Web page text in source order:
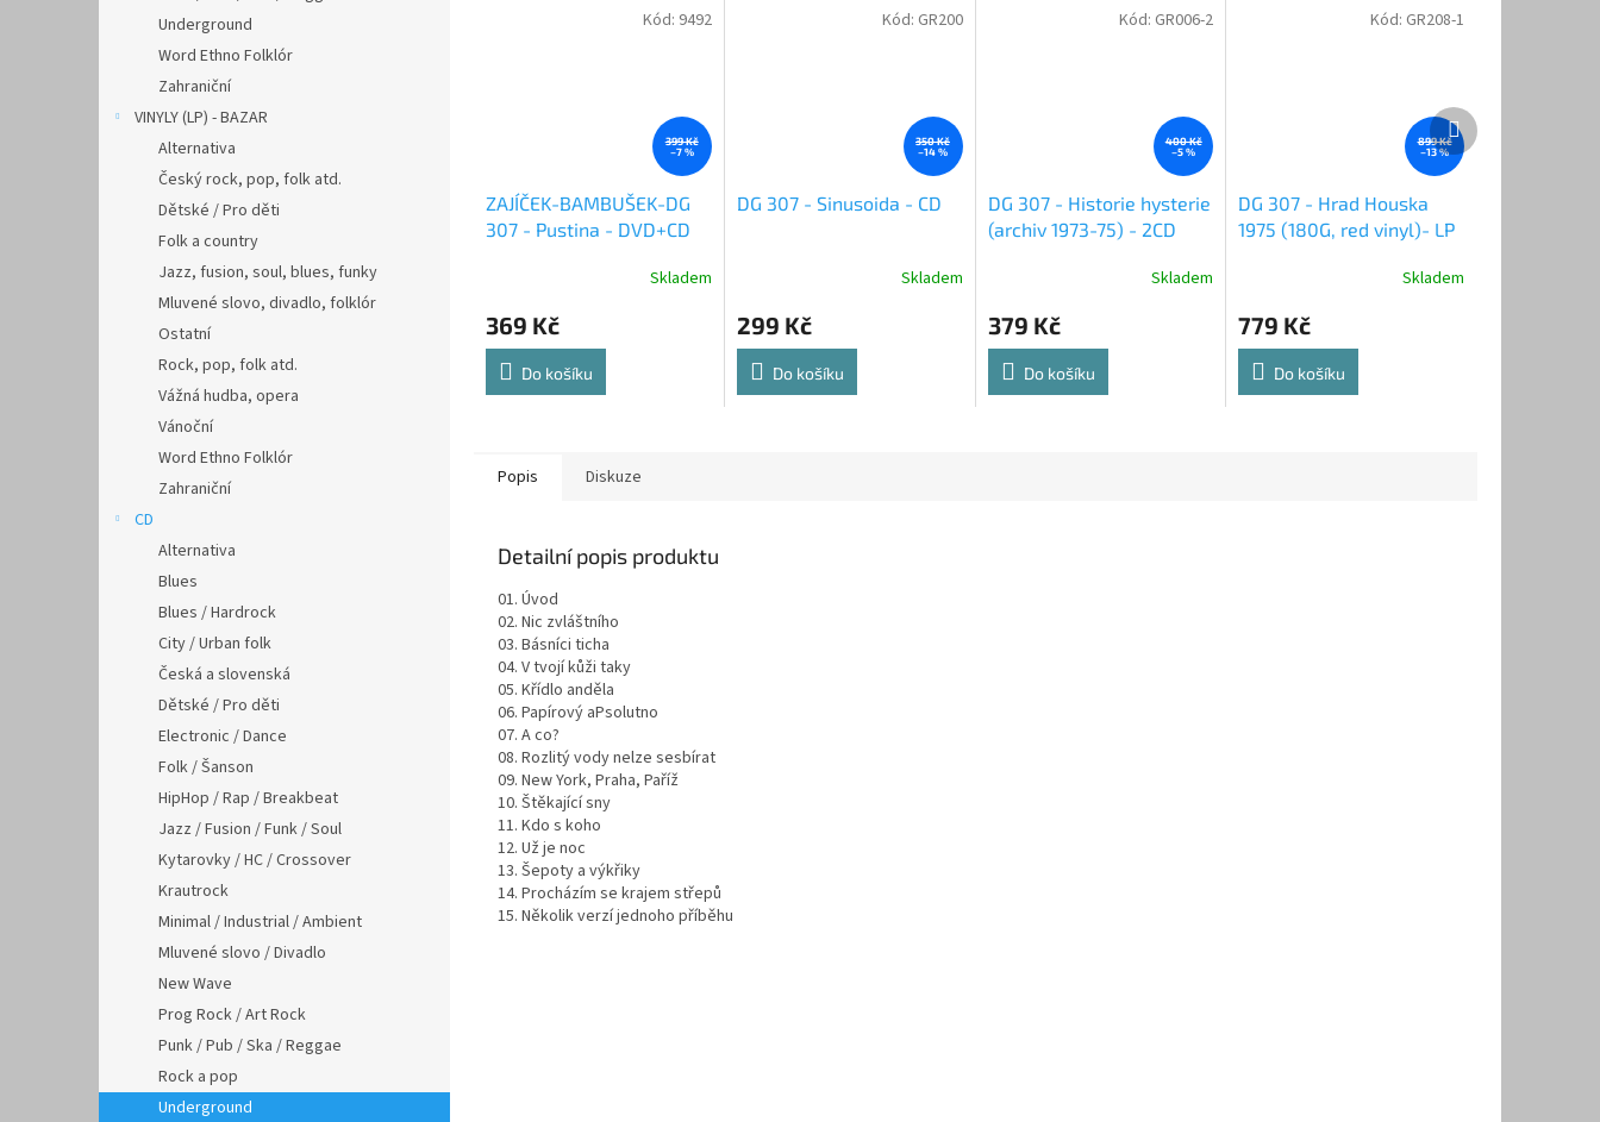
Underground
Word Ethno Folklór
Zahraniční
VINYLY (LP) - BAZAR
Alternativa
Český rock, pop, folk atd.
Dětské / Pro děti
Folk a country
Jazz, fusion, soul, blues, funky
Mluvené slovo, divadlo, folklór
Ostatní
Rock, pop, folk atd.
Vážná hudba, opera
Vánoční
Word Ethno Folklór
Zahraniční
CD
Alternativa
Blues
Blues / Hardrock
City / Urban folk
Česká a slovenská
Dětské / Pro děti
Electronic / Dance
Folk / Šanson
HipHop / Rap / Breakbeat
Jazz / Fusion / Funk / Soul
Kytarovky / HC / Crossover
Krautrock
Minimal / Industrial / Ambient
Mluvené slovo / Divadlo
New Wave
Prog Rock / Art Rock
Punk / Pub / Ska / Reggae
Rock a pop
Underground
399 Kč
–7 %
ZAJÍČEK-BAMBUŠEK-DG
307 - Pustina - DVD+CD
Skladem
369 Kč
Do košíku
Kód: 9492
350 Kč
–14 %
DG 307 - Sinusoida - CD
Skladem
299 Kč
Do košíku
Kód: GR200
400 Kč
–5 %
DG 307 - Historie hysterie
(archiv 1973-75) - 2CD
Skladem
379 Kč
Do košíku
Kód: GR006-2
899 Kč
–13 %
DG 307 - Hrad Houska
1975 (180G, red vinyl)- LP
Skladem
779 Kč
Do košíku
Kód: GR208-1
Další
produkt
Popis Diskuze
Detailní popis produktu
01. Úvod
02. Nic zvláštního
03. Básníci ticha
04. V tvojí kůži taky
05. Křídlo anděla
06. Papírový aPsolutno
07. A co?
08. Rozlitý vody nelze sesbírat
09. New York, Praha, Paříž
10. Štěkající sny
11. Kdo s koho
12. Už je noc
13. Šepoty a výkřiky
14. Procházím se krajem střepů
15. Několik verzí jednoho příběhu